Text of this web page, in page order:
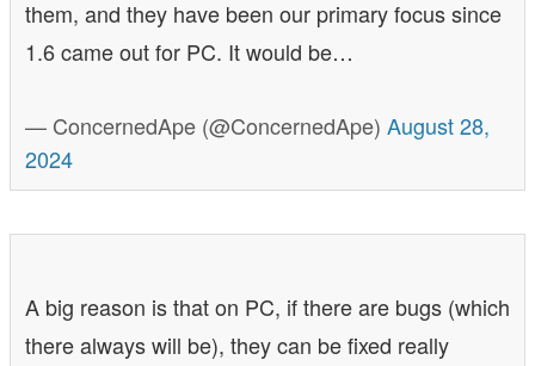
them, and they have been our primary focus since
1.6 came out for PC. It would be…
— ConcernedApe (@ConcernedApe) August 28,
2024
A big reason is that on PC, if there are bugs (which
there always will be), they can be fixed really